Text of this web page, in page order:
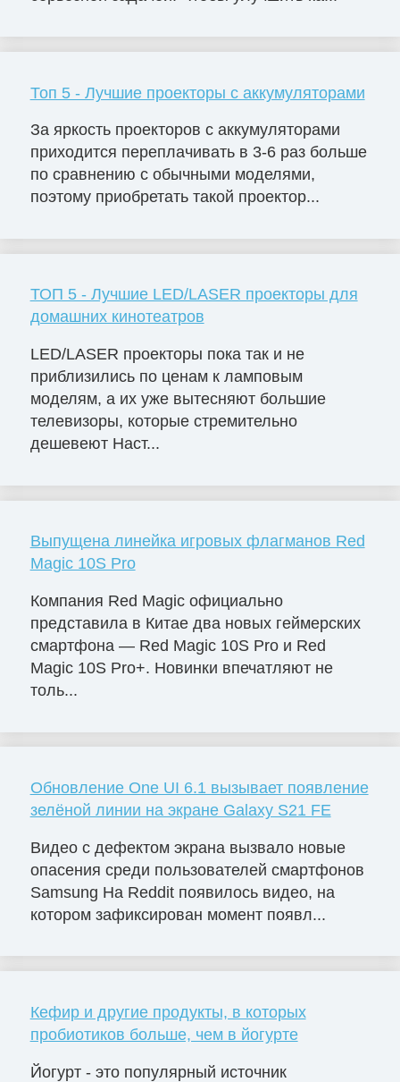
Топ 5 - Лучшие проекторы с аккумуляторами
За яркость проекторов с аккумуляторами
приходится переплачивать в 3-6 раз больше
по сравнению с обычными моделями,
поэтому приобретать такой проектор...
ТОП 5 - Лучшие LED/LASER проекторы для
домашних кинотеатров
LED/LASER проекторы пока так и не
приблизились по ценам к ламповым
моделям, а их уже вытесняют большие
телевизоры, которые стремительно
дешевеют Наст...
Выпущена линейка игровых флагманов Red
Magic 10S Pro
Компания Red Magic официально
представила в Китае два новых геймерских
смартфона — Red Magic 10S Pro и Red
Magic 10S Pro+. Новинки впечатляют не
толь...
Обновление One UI 6.1 вызывает появление
зелёной линии на экране Galaxy S21 FE
Видео с дефектом экрана вызвало новые
опасения среди пользователей смартфонов
Samsung На Reddit появилось видео, на
котором зафиксирован момент появл...
Кефир и другие продукты, в которых
пробиотиков больше, чем в йогурте
Йогурт - это популярный источник